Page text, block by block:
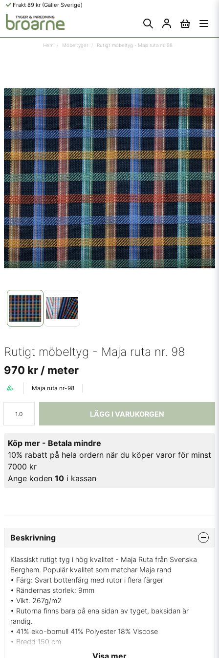
Frakt 89 kr (Gäller Sverige)
Hem Möbeltyger Rutigt möbeltyg - Maja ruta nr. 98
Rutigt möbeltyg - Maja ruta nr. 98
970 kr / meter
Maja ruta nr-98
LÄGG I VARUKORGEN
Köp mer - Betala mindre
10% rabatt på hela ordern när du köper varor för minst
7000 kr
Ange koden 10 i kassan
Beskrivning
Klassiskt rutigt tyg i hög kvalitet - Maja Ruta från Svenska
Berghem. Populär kvalitet som matchar Maja rand
• Färg: Svart bottenfärg med rutor i flera färger
• Rändernas storlek: 9mm
• Vikt: 267g/m2
• Rutorna finns bara på ena sidan av tyget, baksidan är
randig.
• 41% eko-bomull 41% Polyester 18% Viscose
• Bredd 150 cm
• Tvätt 60 grader ej torktumling, två prickar på strykjärnet.
Visa mer